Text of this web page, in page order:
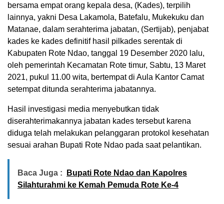
bersama empat orang kepala desa, (Kades), terpilih
lainnya, yakni Desa Lakamola, Batefalu, Mukekuku dan
Matanae, dalam serahterima jabatan, (Sertijab), penjabat
kades ke kades definitif hasil pilkades serentak di
Kabupaten Rote Ndao, tanggal 19 Desember 2020 lalu,
oleh pemerintah Kecamatan Rote timur, Sabtu, 13 Maret
2021, pukul 11.00 wita, bertempat di Aula Kantor Camat
setempat ditunda serahterima jabatannya.
Hasil investigasi media menyebutkan tidak
diserahterimakannya jabatan kades tersebut karena
diduga telah melakukan pelanggaran protokol kesehatan
sesuai arahan Bupati Rote Ndao pada saat pelantikan.
Baca Juga :
Bupati Rote Ndao dan Kapolres
Silahturahmi ke Kemah Pemuda Rote Ke-4